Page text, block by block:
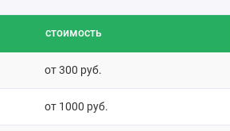
стоимость
от 300 руб.
от 1000 руб.